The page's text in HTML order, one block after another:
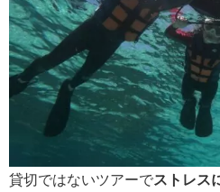
貸切ではないツアーでストレス